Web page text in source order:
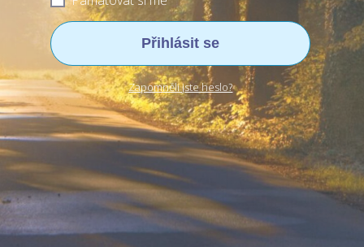
Přihlásit se
Zapomněli jste heslo?